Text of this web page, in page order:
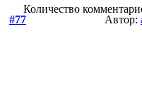
Количество
#77
Автор: